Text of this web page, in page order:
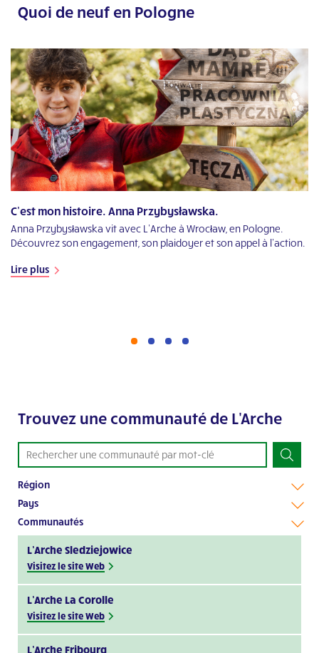
Quoi de neuf en Pologne
C’est mon histoire. Anna Przybysławska.
Anna Przybysławska vit avec L’Arche à Wrocław, en Pologne.
Découvrez son engagement, son plaidoyer et son appel à l’action.
Lire plus
Trouvez une communauté de L'Arche
Région
Pays
Communautés
L’Arche Sledziejowice
Visitez le site Web
L’Arche La Corolle
Visitez le site Web
L’Arche Fribourg